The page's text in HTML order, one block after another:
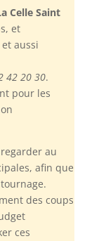
Celle Saint
et
aussi
42 20 30.
pour les
au
afin que
des coups
ces